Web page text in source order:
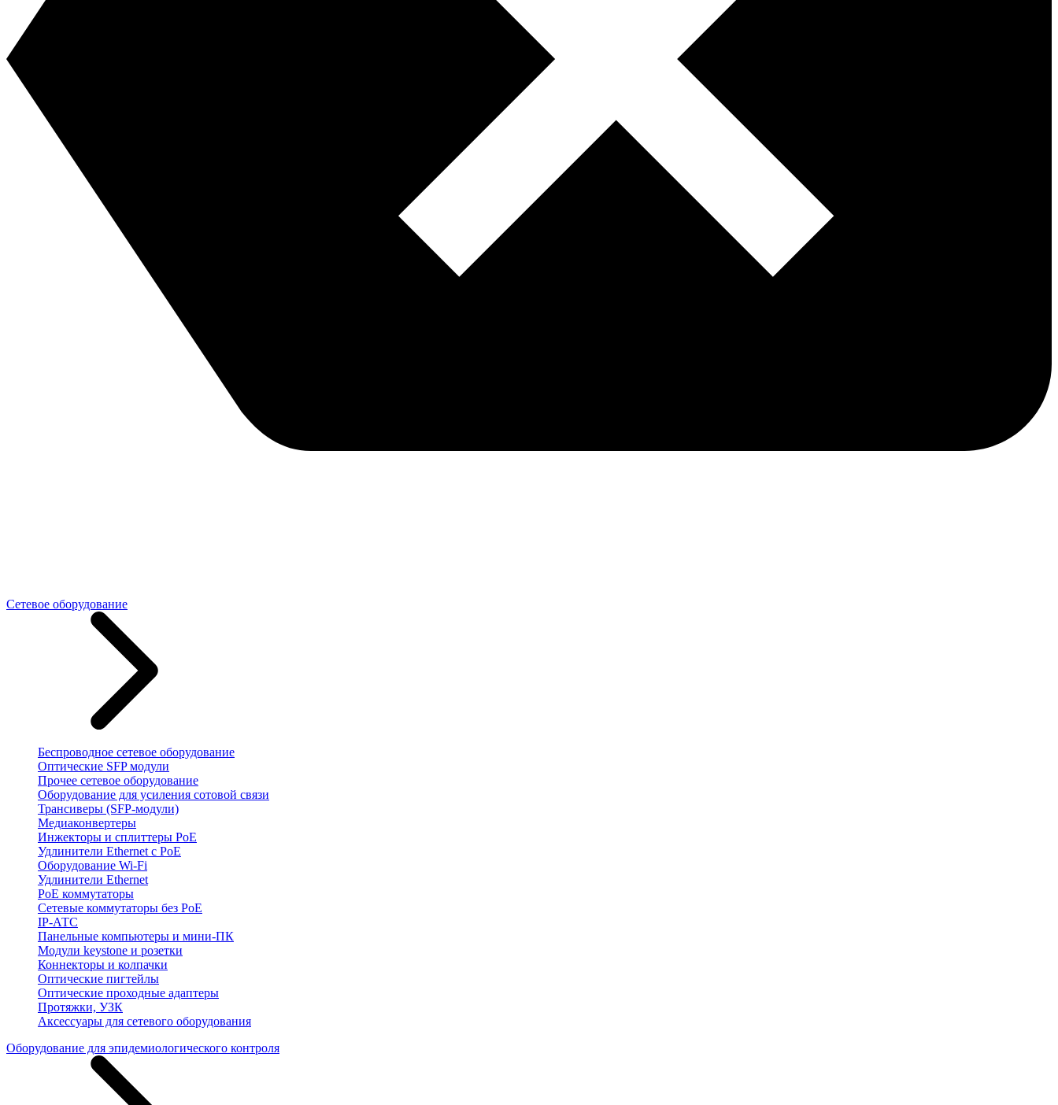
Сетевое оборудование
Беспроводное сетевое оборудование
Оптические SFP модули
Прочее сетевое оборудование
Оборудование для усиления сотовой связи
Трансиверы (SFP-модули)
Медиаконвертеры
Инжекторы и сплиттеры PoE
Удлинители Ethernet с PoE
Оборудование Wi-Fi
Удлинители Ethernet
PoE коммутаторы
Сетевые коммутаторы без PoE
IP-АТС
Панельные компьютеры и мини-ПК
Модули keystone и розетки
Коннекторы и колпачки
Оптические пигтейлы
Оптические проходные адаптеры
Протяжки, УЗК
Аксессуары для сетевого оборудования
Оборудование для эпидемиологического контроля